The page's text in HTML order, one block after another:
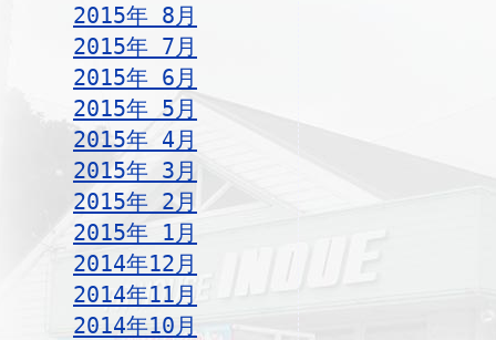
2015年 8月
2015年 7月
2015年 6月
2015年 5月
2015年 4月
2015年 3月
2015年 2月
2015年 1月
2014年12月
2014年11月
2014年10月